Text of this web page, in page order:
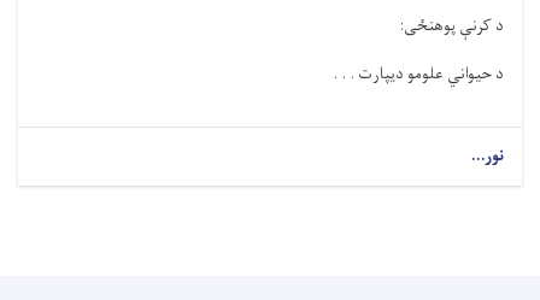
دکرنېپوهنځی:
دحيواني علومودیپارت . . .
نور...